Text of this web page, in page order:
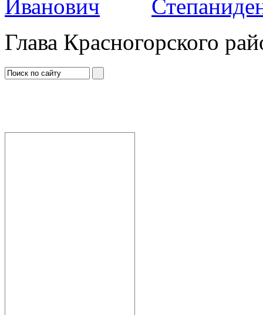
Глава Красногорского